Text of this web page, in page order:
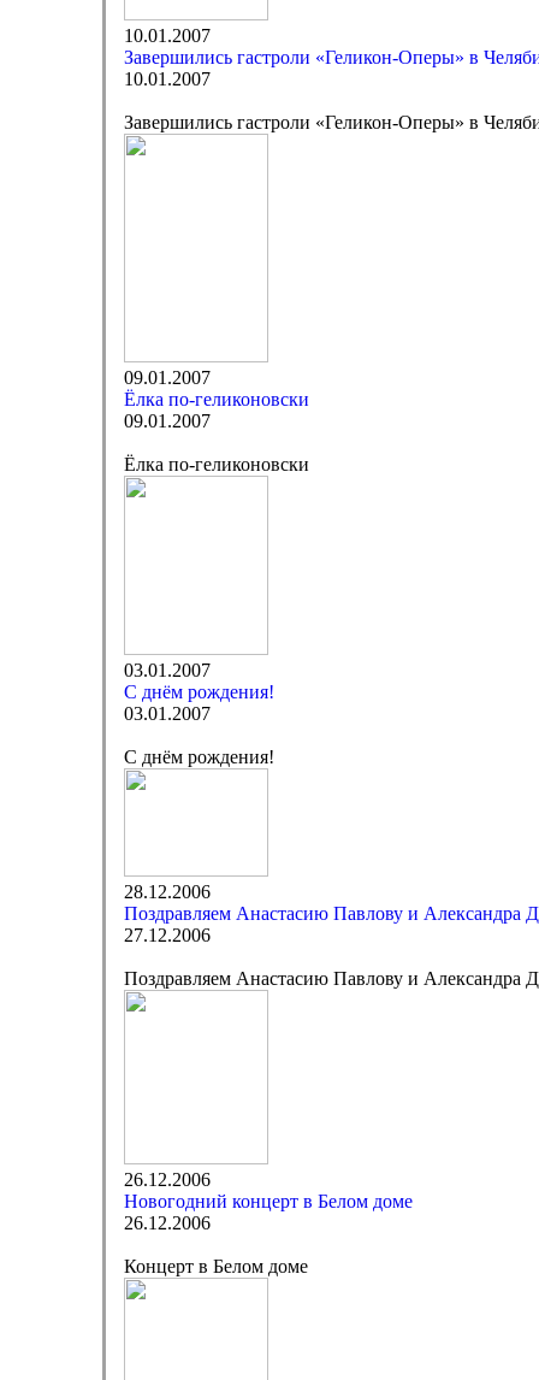
10.01.2007
Завершились гастроли «Геликон-Оперы» в
10.01.2007
Завершились гастроли «Геликон-Оперы» в
09.01.2007
Ёлка по-геликоновски
09.01.2007
Ёлка по-геликоновски
03.01.2007
С днём рождения!
03.01.2007
С днём рождения!
28.12.2006
Поздравляем Анастасию Павлову и Александра
27.12.2006
Поздравляем Анастасию Павлову и Александра
26.12.2006
Новогодний концерт в Белом доме
26.12.2006
Концерт в Белом доме